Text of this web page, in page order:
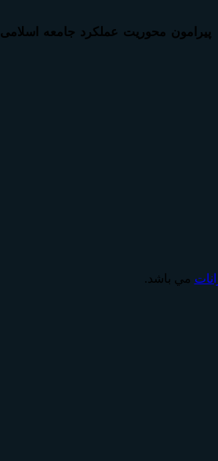
محوریت عملکرد جامعه اسلامی
مي باشد.